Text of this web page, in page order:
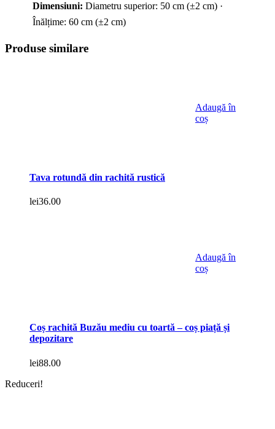
Dimensiuni: Diametru superior: 50 cm (±2 cm) ·
Înălțime: 60 cm (±2 cm)
Produse similare
Adaugă în
coș
Tava rotundă din rachită rustică
lei36.00
Adaugă în
coș
Coș rachită Buzău mediu cu toartă – coș piață și
depozitare
lei88.00
Reduceri!